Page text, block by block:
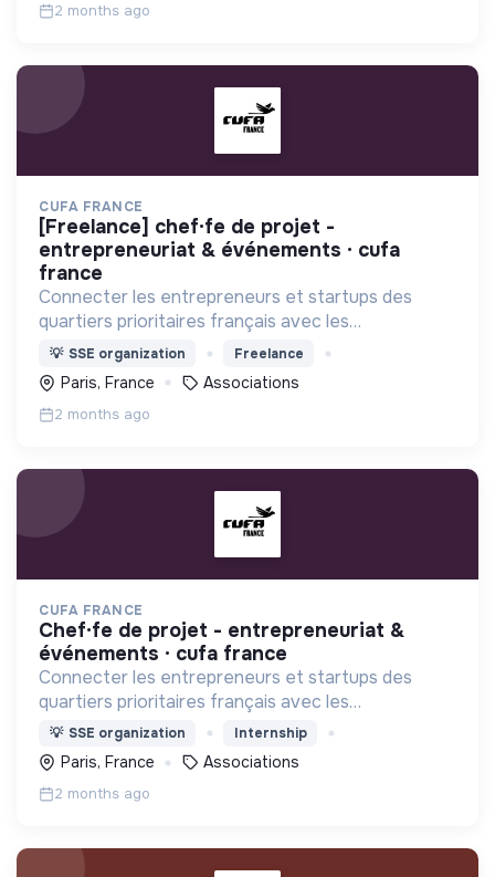
2 months ago
CUFA FRANCE
[freelance] chef·fe de projet -
entrepreneuriat & événements · cufa
france
Connecter les entrepreneurs et startups des
quartiers prioritaires français avec les
investisseurs, VCs ,incubateurs, business angels,
mentors, ..
💡 SSE organization Freelance
Paris, France Associations
2 months ago
CUFA FRANCE
chef·fe de projet - entrepreneuriat &
événements · cufa france
Connecter les entrepreneurs et startups des
quartiers prioritaires français avec les
investisseurs, VCs ,incubateurs, business angels,
mentors, ..
💡 SSE organization Internship
Paris, France Associations
2 months ago